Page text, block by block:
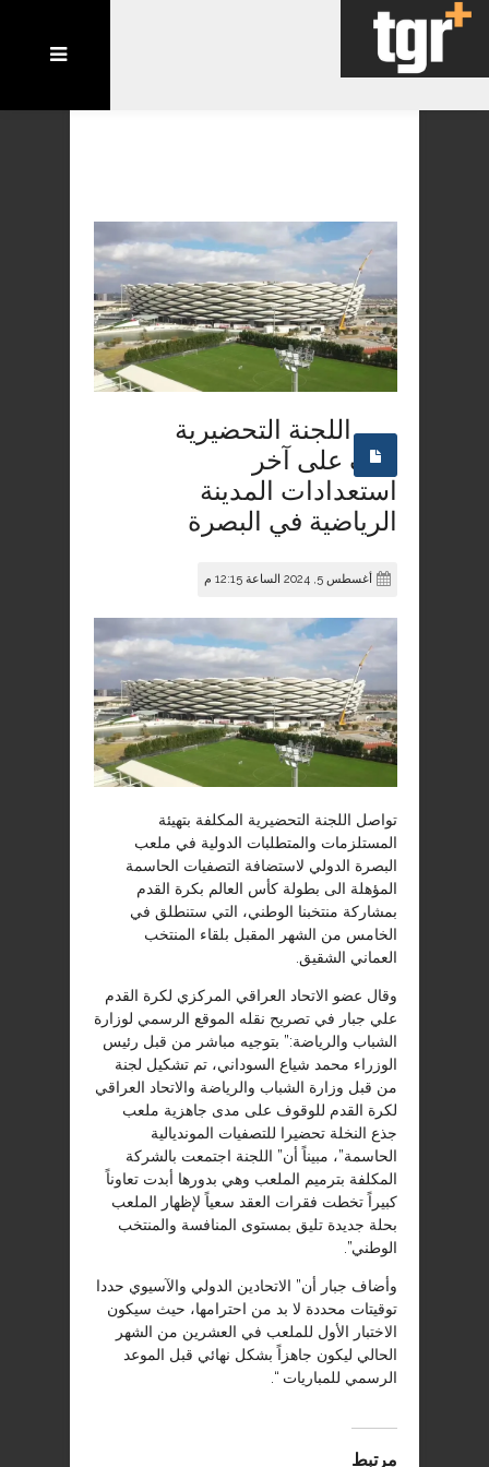
اللجنة التحضيرية
تقف على آخر
استعدادات المدينة
الرياضية في البصرة
أغسطس 5, 2024 الساعة 12:15 م
تواصل اللجنة التحضيرية المكلفة بتهيئة
المستلزمات والمتطلبات الدولية في ملعب
البصرة الدولي لاستضافة التصفيات الحاسمة
المؤهلة الى بطولة كأس العالم بكرة القدم
بمشاركة منتخبنا الوطني، التي ستنطلق في
الخامس من الشهر المقبل بلقاء المنتخب
العماني الشقيق.
وقال عضو الاتحاد العراقي المركزي لكرة القدم
علي جبار في تصريح نقله الموقع الرسمي لوزارة
الشباب والرياضة:” بتوجيه مباشر من قبل رئيس
الوزراء محمد شياع السوداني، تم تشكيل لجنة
من قبل وزارة الشباب والرياضة والاتحاد العراقي
لكرة القدم للوقوف على مدى جاهزية ملعب
جذع النخلة تحضيرا للتصفيات المونديالية
الحاسمة”، مبيناً أن” اللجنة اجتمعت بالشركة
المكلفة بترميم الملعب وهي بدورها أبدت تعاوناً
كبيراً تخطت فقرات العقد سعياً لإظهار الملعب
بحلة جديدة تليق بمستوى المنافسة والمنتخب
الوطني”.
وأضاف جبار أن” الاتحادين الدولي والآسيوي حددا
توقيتات محددة لا بد من احترامها، حيث سيكون
الاختبار الأول للملعب في العشرين من الشهر
الحالي ليكون جاهزاً بشكل نهائي قبل الموعد
الرسمي للمباريات “.
مرتبط